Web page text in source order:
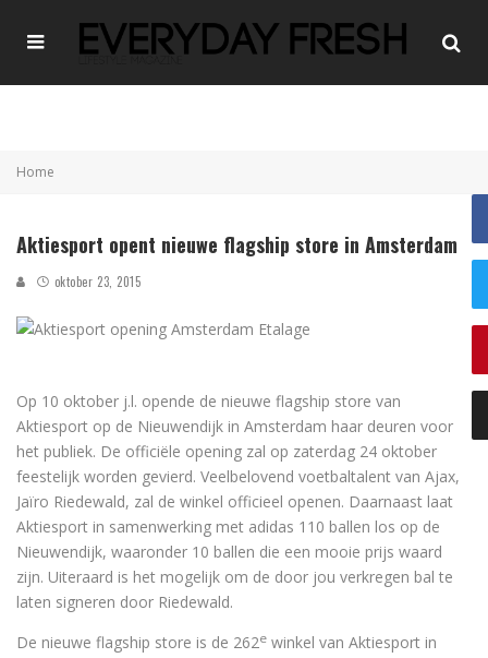
Home
Aktiesport opent nieuwe flagship store in Amsterdam
oktober 23, 2015
Op 10 oktober j.l. opende de nieuwe flagship store van
Aktiesport op de Nieuwendijk in Amsterdam haar deuren voor
het publiek. De officiële opening zal op zaterdag 24 oktober
feestelijk worden gevierd. Veelbelovend voetbaltalent van Ajax,
Jaïro Riedewald, zal de winkel officieel openen. Daarnaast laat
Aktiesport in samenwerking met adidas 110 ballen los op de
Nieuwendijk, waaronder 10 ballen die een mooie prijs waard
zijn. Uiteraard is het mogelijk om de door jou verkregen bal te
laten signeren door Riedewald.
De nieuwe flagship store is de 262e winkel van Aktiesport in